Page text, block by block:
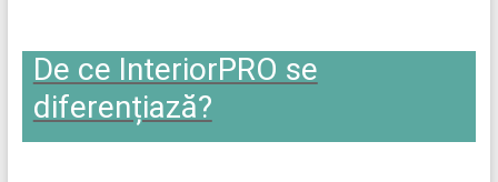
De ce InteriorPRO se
diferențiază?